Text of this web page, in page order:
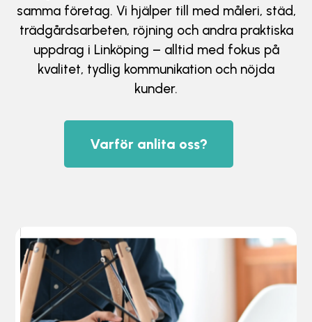
samma företag. Vi hjälper till med måleri, städ,
trädgårdsarbeten, röjning och andra praktiska
uppdrag i Linköping – alltid med fokus på
kvalitet, tydlig kommunikation och nöjda
kunder.
Varför anlita oss?